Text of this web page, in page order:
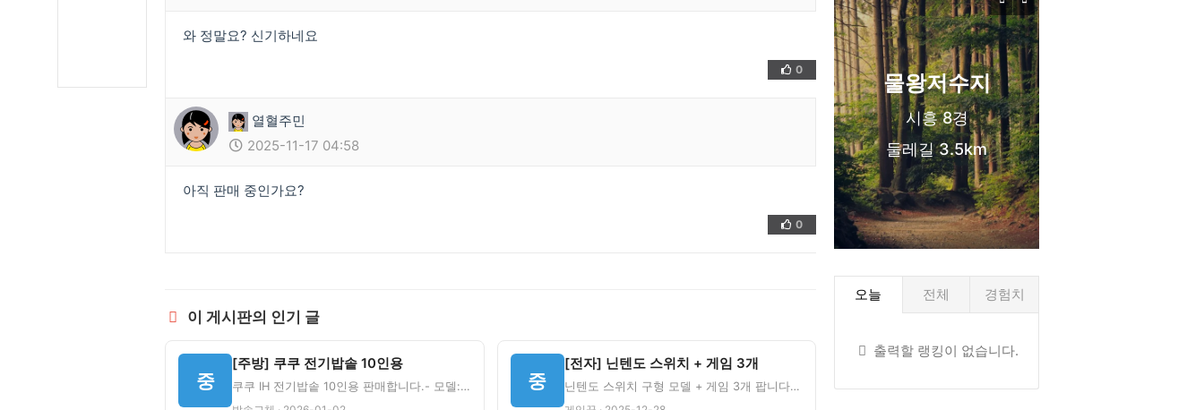
와 정말요? 신기하네요
👍 ❤️
0
열혈주민
2025-11-17 04:58
아직 판매 중인가요?
👍 ❤️
0
이 게시판의 인기 글
중
[주방] 쿠쿠 전기밥솥 10인용
쿠쿠 IH 전기밥솥 10인용 판매합니다.- 모델: CRP-CHXB1070FG- 사용기간: 1년 반- 내솥 상
중
[전자] 닌텐도 스위치 + 게임 3개
닌텐도 스위치 구형 모델 + 게임 3개 팝니다.- 본체 상태: A급- 게임: 젤다 티어스, 마리오카트8, 동
물왕저수지
시흥 8경
둘레길 3.5km
오늘 전체 경험치
출력할 랭킹이 없습니다.